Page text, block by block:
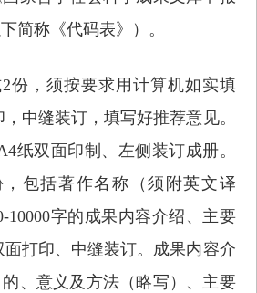
简称《代码表》）。
份，须按要求用计算机如实填
中缝装订，填写好推荐意见。
纸双面印制、左侧装订成册。
包括著作名称（须附英文译
10000字的成果内容介绍、主要
打印、中缝装订。成果内容介
、意义及方法（略写）、主要